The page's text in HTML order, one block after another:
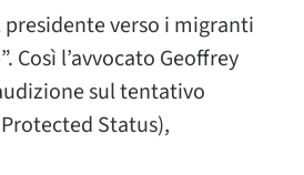
presidente verso i migranti
l’avvocato Geoffrey
sul tentativo
Status),